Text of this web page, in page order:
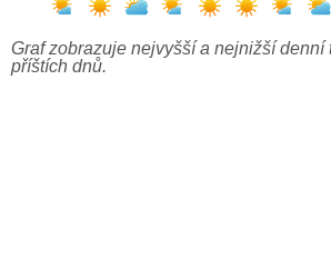
Graf zobrazuje nejvyšší a nejnižší denní
příštích dnů.